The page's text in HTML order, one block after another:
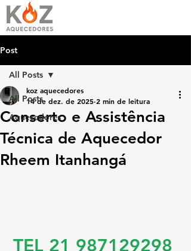
Post
All Posts
Aquecedores
All Posts
Conserto e Assistência
Técnica de Aquecedor
Rheem Itanhangá
koz aquecedores
14 de dez. de 2025 2 min de leitura
TEL 21 987129298